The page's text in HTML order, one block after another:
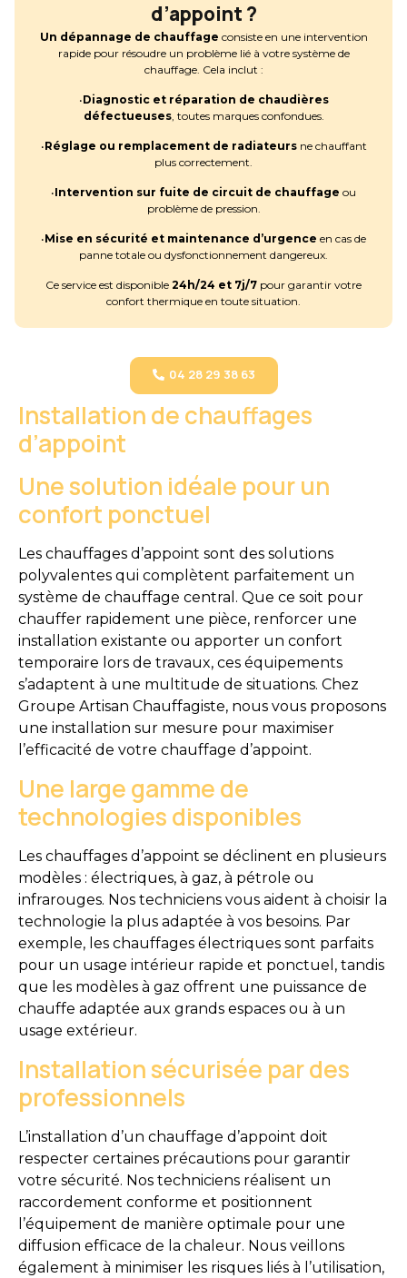
d’appoint ?
Un dépannage de chauffage consiste en une intervention
rapide pour résoudre un problème lié à votre système de
chauffage. Cela inclut :
•Diagnostic et réparation de chaudières
défectueuses, toutes marques confondues.
•Réglage ou remplacement de radiateursne chauffant
plus correctement.
•Intervention sur fuite de circuit de chauffage ou
problème de pression.
•Mise en sécurité et maintenance d’urgence en cas de
panne totale ou dysfonctionnement dangereux.
Ce service est disponible 24h/24 et 7j/7 pour garantir votre
confort thermique en toute situation.
04 28 29 38 63
Installation de chauffages
d’appoint
Une solution idéale pour un
confort ponctuel
Les chauffages d’appoint sont des solutions
polyvalentes qui complètent parfaitement un
système de chauffage central. Que ce soit pour
chauffer rapidement une pièce, renforcer une
installation existante ou apporter un confort
temporaire lors de travaux, ces équipements
s’adaptent à une multitude de situations. Chez
Groupe Artisan Chauffagiste, nous vous proposons
une installation sur mesure pour maximiser
l’efficacité de votre chauffage d’appoint.
Une large gamme de
technologies disponibles
Les chauffages d’appoint se déclinent en plusieurs
modèles : électriques, à gaz, à pétrole ou
infrarouges. Nos techniciens vous aident à choisir la
technologie la plus adaptée à vos besoins. Par
exemple, les chauffages électriques sont parfaits
pour un usage intérieur rapide et ponctuel, tandis
que les modèles à gaz offrent une puissance de
chauffe adaptée aux grands espaces ou à un
usage extérieur.
Installation sécurisée par des
professionnels
L’installation d’un chauffage d’appoint doit
respecter certaines précautions pour garantir
votre sécurité. Nos techniciens réalisent un
raccordement conforme et positionnent
l’équipement de manière optimale pour une
diffusion efficace de la chaleur. Nous veillons
également à minimiser les risques liés à l’utilisation,